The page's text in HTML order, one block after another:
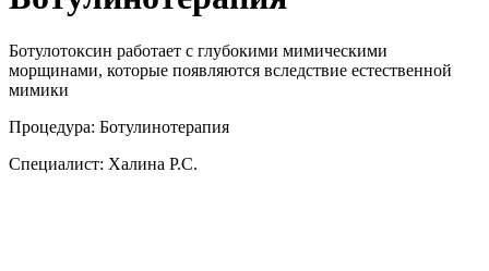
Ботулотоксин работает с глубокими мимическими
морщинами, которые появляются вследствие естественной
мимики
Процедура: Ботулинотерапия
Специалист: Халина Р.С.